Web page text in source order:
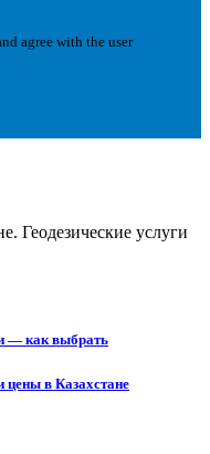
agree with the user
Геодезические услуги
— как выбрать
цены в Казахстане